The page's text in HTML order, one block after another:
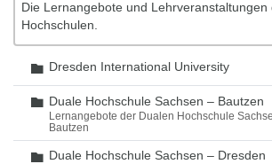
Die Lernangebote und Lehrveranstaltungen
Hochschulen.
Ordner
Dresden International University
Ordner
Duale Hochschule Sachsen – Bautzen
Lernangebote der Dualen Hochschule
Bautzen
Ordner
Duale Hochschule Sachsen – Dresden